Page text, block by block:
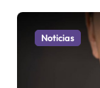
Noticias